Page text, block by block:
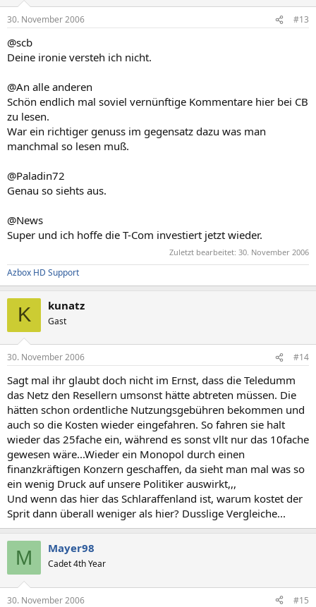
30. November 2006 #13
@scb
Deine ironie versteh ich nicht.
@An alle anderen
Schön endlich mal soviel vernünftige Kommentare hier bei CB
zu lesen.
War ein richtiger genuss im gegensatz dazu was man
manchmal so lesen muß.
@Paladin72
Genau so siehts aus.
@News
Super und ich hoffe die T-Com investiert jetzt wieder.
Zuletzt bearbeitet: 30. November 2006
Azbox HD Support
K kunatz
Gast
30. November 2006 #14
Sagt mal ihr glaubt doch nicht im Ernst, dass die Teledumm
das Netz den Resellern umsonst hätte abtreten müssen. Die
hätten schon ordentliche Nutzungsgebühren bekommen und
auch so die Kosten wieder eingefahren. So fahren sie halt
wieder das 25fache ein, während es sonst vllt nur das 10fache
gewesen wäre...Wieder ein Monopol durch einen
finanzkräftigen Konzern geschaffen, da sieht man mal was so
ein wenig Druck auf unsere Politiker auswirkt,,,
Und wenn das hier das Schlaraffenland ist, warum kostet der
Sprit dann überall weniger als hier? Dusslige Vergleiche...
M Mayer98
Cadet 4th Year
30. November 2006 #15